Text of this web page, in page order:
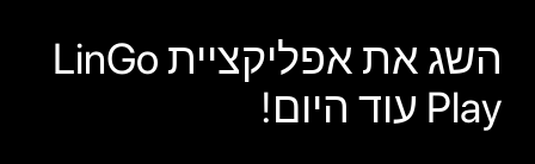
השג את אפליקציית LinGo
Play עוד היום!